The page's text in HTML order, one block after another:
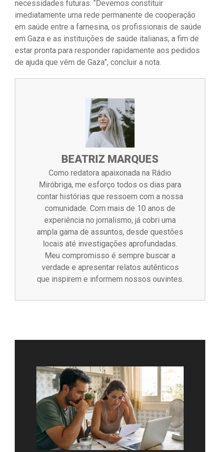
necessidades futuras: “Devemos constituir
imediatamente uma rede permanente de cooperação
em saúde entre a farnesina, os profissionais de saúde
em Gaza e as instituições de saúde italianas, a fim de
estar pronta para responder rapidamente aos pedidos
de ajuda que vêm de Gaza”, concluir a nota.
BEATRIZ MARQUES
Como redatora apaixonada na Rádio
Miróbriga, me esforço todos os dias para
contar histórias que ressoem com a nossa
comunidade. Com mais de 10 anos de
experiência no jornalismo, já cobri uma
ampla gama de assuntos, desde questões
locais até investigações aprofundadas.
Meu compromisso é sempre buscar a
verdade e apresentar relatos autênticos
que inspirem e informem nossos ouvintes.